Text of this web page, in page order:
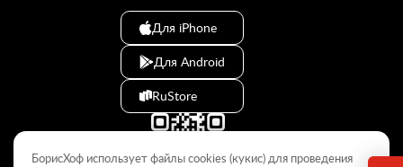
Для iPhone
Для Android
RuStore
БорисХоф использует файлы cookies (кукиc) для проведения